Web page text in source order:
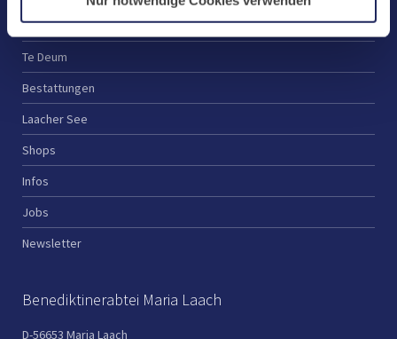
Spenden
Te Deum
Bestattungen
Laacher See
Shops
Infos
Jobs
Newsletter
Benediktinerabtei Maria Laach
D-56653 Maria Laach